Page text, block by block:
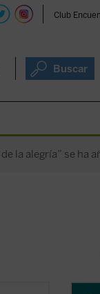
Club
Buscar
la alegría” se ha